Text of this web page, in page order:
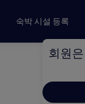
숙박 시설 등록
회원